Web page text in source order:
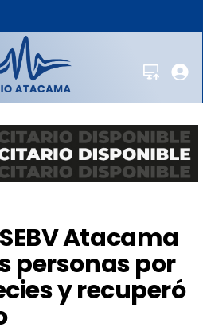
Atacama
personas por
y recuperó